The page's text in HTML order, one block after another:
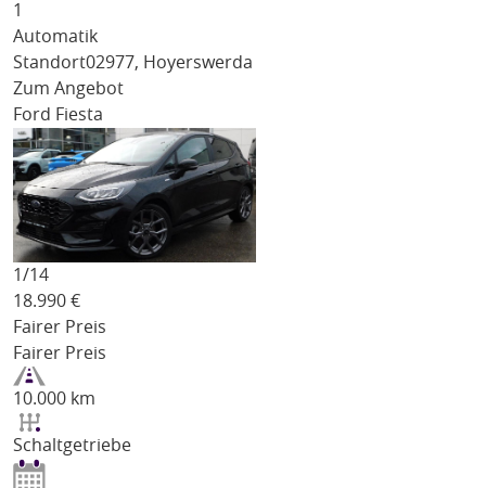
1
Automatik
Standort02977, Hoyerswerda
Zum Angebot
Ford Fiesta
1/14
18.990 €
Fairer Preis
Fairer Preis
10.000 km
Schaltgetriebe